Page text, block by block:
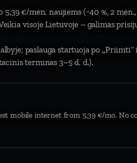
5,39 €/mėn. naujiems (−40 %, 2
visoje Lietuvoje – galimas
paslauga startuoja po
terminas 3–5 d. d.).
mobile internet from 5,39 €/mo. No